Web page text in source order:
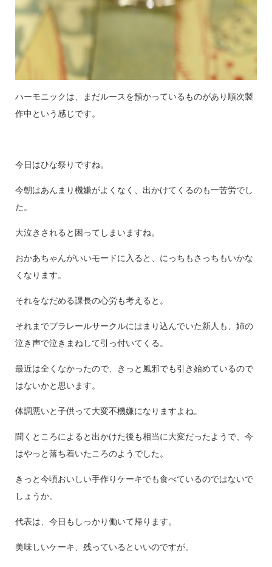
ハーモニックは、まだルースを預かっているものがあり順次製
作中という感じです。
今日はひな祭りですね。
今朝はあんまり機嫌がよくなく、出かけてくるのも一苦労でし
た。
大泣きされると困ってしまいますね。
おかあちゃんがいいモードに入ると、にっちもさっちもいかな
くなります。
それをなだめる課長の心労も考えると。
それまでプラレールサークルにはまり込んでいた新人も、姉の
泣き声で泣きまねして引っ付いてくる。
最近は全くなかったので、きっと風邪でも引き始めているので
はないかと思います。
体調悪いと子供って大変不機嫌になりますよね。
聞くところによると出かけた後も相当に大変だったようで、今
はやっと落ち着いたころのようでした。
きっと今頃おいしい手作りケーキでも食べているのではないで
しょうか。
代表は、今日もしっかり働いて帰ります。
美味しいケーキ、残っているといいのですが。